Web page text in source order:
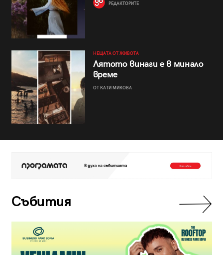
РЕДАКТОРИТЕ
НЕЩАТА ОТ ЖИВОТА
Лятото винаги е в минало
време
ОТ КАТИ МИКОВА
Събития